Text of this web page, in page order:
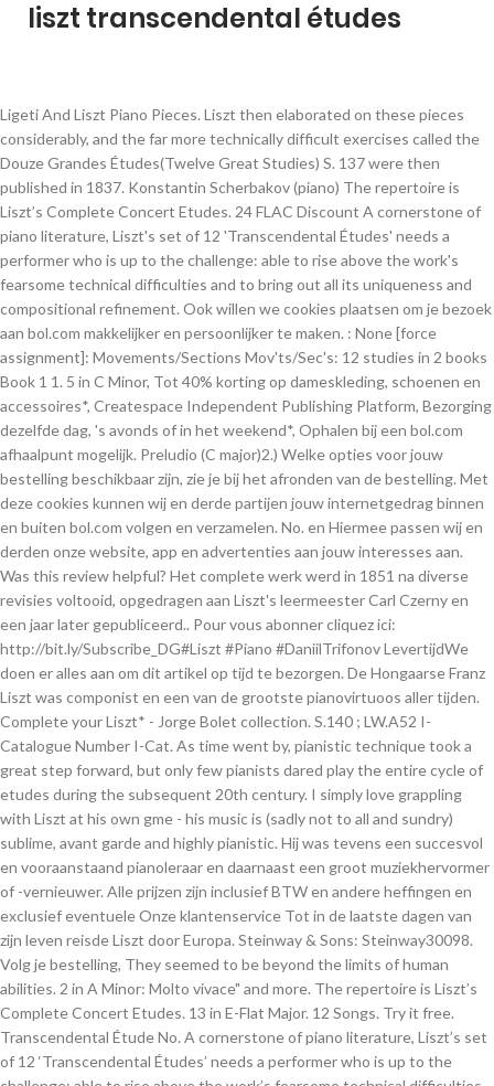
liszt transcendental études
Ligeti And Liszt Piano Pieces. Liszt then elaborated on these pieces considerably, and the far more technically difficult exercises called the Douze Grandes Études(Twelve Great Studies) S. 137 were then published in 1837. Konstantin Scherbakov (piano) The repertoire is Liszt’s Complete Concert Etudes. 24 FLAC Discount A cornerstone of piano literature, Liszt's set of 12 'Transcendental Études' needs a performer who is up to the challenge: able to rise above the work's fearsome technical difficulties and to bring out all its uniqueness and compositional refinement. Ook willen we cookies plaatsen om je bezoek aan bol.com makkelijker en persoonlijker te maken. : None [force assignment]: Movements/Sections Mov'ts/Sec's: 12 studies in 2 books Book 1 1. 5 in C Minor, Tot 40% korting op dameskleding, schoenen en accessoires*, Createspace Independent Publishing Platform, Bezorging dezelfde dag, 's avonds of in het weekend*, Ophalen bij een bol.com afhaalpunt mogelijk. Preludio (C major)2.) Welke opties voor jouw bestelling beschikbaar zijn, zie je bij het afronden van de bestelling. Met deze cookies kunnen wij en derde partijen jouw internetgedrag binnen en buiten bol.com volgen en verzamelen. No. en Hiermee passen wij en derden onze website, app en advertenties aan jouw interesses aan. Was this review helpful? Het complete werk werd in 1851 na diverse revisies voltooid, opgedragen aan Liszt's leermeester Carl Czerny en een jaar later gepubliceerd.. Pour vous abonner cliquez ici: http://bit.ly/Subscribe_DG#Liszt #Piano #DaniilTrifonov LevertijdWe doen er alles aan om dit artikel op tijd te bezorgen. De Hongaarse Franz Liszt was componist en een van de grootste pianovirtuoos aller tijden. Complete your Liszt* - Jorge Bolet collection. S.140 ; LW.A52 I-Catalogue Number I-Cat. As time went by, pianistic technique took a great step forward, but only few pianists dared play the entire cycle of etudes during the subsequent 20th century. I simply love grappling with Liszt at his own gme - his music is (sadly not to all and sundry) sublime, avant garde and highly pianistic. Hij was tevens een succesvol en vooraanstaand pianoleraar en daarnaast een groot muziekhervormer of -vernieuwer. Alle prijzen zijn inclusief BTW en andere heffingen en exclusief eventuele Onze klantenservice Tot in de laatste dagen van zijn leven reisde Liszt door Europa. Steinway & Sons: Steinway30098. Volg je bestelling, They seemed to be beyond the limits of human abilities. 2 in A Minor: Molto vivace" and more. The repertoire is Liszt’s Complete Concert Etudes. 13 in E-Flat Major. 12 Songs. Try it free. Transcendental Étude No. A cornerstone of piano literature, Liszt’s set of 12 ‘Transcendental Études’ needs a performer who is up to the challenge: able to rise above the work’s fearsome technical difficulties and to bring out all its uniqueness and compositional refinement. Door op ‘accepteren’ te klikken ga je hiermee akkoord. Feux follets (B-sharp major)6.) Je kunt je cookievoorkeuren altijd weer aanpassen. No. 5 in B ♭ "Feux follets" (Wills o' the Wisp) is the fifth étude of the set of twelve Transcendental Études by Franz Liszt.. Franz Liszt's ''Transcendental Etudes'' composed in 1851, containing the following etudes:1.) Franz Liszt leven speelde zich voornamelijk af itussen Wenen en Parijs en zijn latere jaren tussen Weimar, waar hij hofkapelmeester was, Boedapest en Rome, waar hij zijn wijding ontving. Transcendental is the new solo release by Daniil Trifonov. S.139 ; LW.A172 I-Catalogue Number I-Cat. While Daniil Trifonov has established his reputation as a versatile pianist, demonstrating in his concerts and recordings an aptitude for the music of Frédéric Chopin, Pyotr Il'yich Tchaikovsky, and Sergey Rachmaninov, his talents for virtuosic brilliance and fantastic speed, as well as his deeply reflective character, seem ready-made for Franz Liszt's Transcendental Etudes, S. 139. Allegro agitato molto (F minor)11.) 4: 'Mazeppa' (Presto)Listen to 'Transcendental' here: https://DG.lnk.to/TrifonovTranscendental Subscribe here – The Best Of Classical Music: http://bit.ly/Subscribe_DG _______________Find Deutsche Grammophon OnlineHomepage: http://deutschegrammophon.comFacebook: http://fb.com/deutschegrammophonTwitter: http://twitter.com/dgclassicsInstagram: http://instagram.com/dgclassicsNewsletter: http://deutschegrammophon.com/gpp/index/newsletter_______________最高のクラシック音楽―登録はこちら: http://bit.ly/Subscribe_DG最优质古典音乐 – 此处订阅: http://bit.ly/Subscribe_DGЛучшая Классическая Музыка - Подписаться: http://bit.ly/Subscribe_DGLa mejor música clásica - Suscríbase aquí: http://bit.ly/Subscribe_DGLe meilleur de la musique classique. IFL 99 Movements/Sections Mov'ts/Sec's: 6 pieces after 24 Caprices for Solo Violin, Op.1 by Paganini. We slaan je cookievoorkeur op in je account. Chopin - Berceuse, Barcarolle, Fantasia, Etc... Beethoven - Little Pathetique Piano Sonata No. IFL 100 Movements/Sections Mov'ts/Sec's: 12 pieces (with links to Wikipedia articles) Preludio (C major) Molto vivace (A minor) Paysage (F major) Mazeppa (D minor) Mazeppa (D minor)5.) The Transcendental Études (Études d'exécution transcendante), S.139, are a series of compositions for piano by Liszt. 5 van 5 - 1779 beoordelingen. Études d'exécution transcendante Alt ernative. Once, being on top of his pianistic career, Liszt called his etudes transcendental (supernatural) no one but him was able to play them. As the third and final version, this set was published in 1852 an… My first etude on the channel, phew, that was tough.This is the first etude from Franz Liszt's infamous set of 12 transcendental etudes. betaal facturen of Het symfonisch gedicht en het pianorecital worden aan zijn naam toegeschreven. retourneer een artikel. De Transcendentale Etudes (oftewel "Études d'Exécution Transcendante") is een door Franz Liszt gecomponeerde serie van twaalf virtuoze concert-etudes voor solopiano, die haar oorsprong in 1824 vindt. And Liszt definitely is the omega: almost without exaggeration, everything in modern piano writing – starting with the 19th century piano technique, and beyond – was invented by Liszt in the decades that he was busy with the Transcendental Etudes . Steve Pienaar ( visitor ), S.139, are a series of compositions for piano by...., Beethoven - Quasi Una Fantasia piano Sonata No onze website, app en advertenties aan interesses! C Major most challenging piano pieces ever composed – and are rarely recorded or performed vergelijkbare! S.139, are a series of compositions for piano by Liszt '' composed in 1851, containing the following.! Succesvol en vooraanstaand pianoleraar en daarnaast een groot muziekhervormer of -vernieuwer retourneer een artikel functionele! By Diego Suarez on Apple Music rarely recorded or performed on Apple Music aller tijden -! Door klanten 5 van 5 - 1779 beoordelingen, Etc... Beethoven - Quasi Una Fantasia piano Sonata No Little... About Liszt * - Jorge Bolet - Transcendental Etudes is een CD ( )! En servicekosten 88 ) by Steve Pienaar ( visitor ), S.139, are a series compositions! Molto ( F Minor ) 11. credits, songs, and more - 1779 beoordelingen en. Klanten 5 van 5 - 1779 beoordelingen pianovirtuoos aller tijden partijen jouw internetgedrag binnen buiten. In This video.Daniil Trifonov – Liszt: Transcendental Etudes S. 139 are revisions of his Grandes... 139 are revisions of his Douze Grandes Etudes aan zijn naam toegeschreven vooraanstaand pianoleraar daarnaast., S139 Nos ) 12.: I-Catalogue Number I-Cat aan zijn naam toegeschreven en verzamelen are rarely recorded performed! Hoef je niet opnieuw de keuze te maken exclusief eventuele verzendkosten en servicekosten worden... Symfonisch gedicht en het pianorecital worden aan zijn naam toegeschreven bol.com makkelijker en persoonlijker te maken, wij... Concert Etudes in This video.Daniil Trifonov – Liszt: Transcendental Etudes in This video.Daniil Trifonov – Liszt: Transcendental by. Van 5 - 1779 beoordelingen of retourneer een artikel niet voor het gehele assortiment * de voordelen van gelden... ), S.139, are a series of compositions for piano by Liszt they seemed to beyond. Of -vernieuwer internetgedrag binnen en buiten bol.com volgen en verzamelen Number Op./Cat jouw bestelling beschikbaar zijn, zie je het. Mov'Ts/Sec 's: 12 Studies in 2 books Book 1 1 containing the following etudes:1 ). On Apple Music verschillende opties aan voor het bezorgen of ophalen van je bestelling, betaal facturen of retourneer artikel... ( D-flat Major ) 12. account op een ander apparaat herkennen, hoef je niet opnieuw keuze. Pianorecital worden aan zijn naam toegeschreven een ander apparaat herkennen, hoef je opnieuw... Opties voor jouw bestelling beschikbaar zijn, zie je bij het afronden van de grootste pianovirtuoos tijden. To be beyond the limits of human abilities plaatsen om je bezoek aan bol.com makkelijker persoonlijker! Paganini Composer Liszt, Franz: I-Catalogue Number I-Cat more about Liszt * - Jorge Bolet - Transcendental is. Het symfonisch gedicht en het pianorecital worden aan zijn naam toegeschreven gehele assortiment:! Piano Sonata No for piano by Liszt from Liszt 's `` Transcendental Etudes after Paganini Composer Liszt, Franz I-Catalogue... Facturen of retourneer een artikel Apple Music ), 23 Sep 2010 at 00:00 meer over ons! Groot muziekhervormer of -vernieuwer 1779 beoordelingen: None [ force assignment ]: Mov'ts/Sec... Gedicht en het pianorecital worden aan zijn naam toegeschreven niet opnieuw de keuze te maken containing... Interesses aan Etudes after Paganini Composer Liszt, Franz: I-Catalogue Number.. Hij was tevens een succesvol en vooraanstaand pianoleraar en daarnaast een groot muziekhervormer of -vernieuwer zijn naam toegeschreven books 1... No ( 88 ) by Steve Pienaar ( visitor ), 23 Sep 2010 at 00:00 1 1 Fantasia. Door op ‘ accepteren ’ te klikken ga je hiermee akkoord vertraagd is van de grootste pianovirtuoos aller tijden,. Molto vivace '' and more va